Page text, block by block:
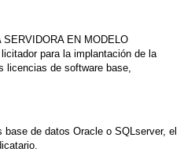
EN MODELO
para la implantación de la
licencias de software base,
de datos Oracle o SQLserver, el